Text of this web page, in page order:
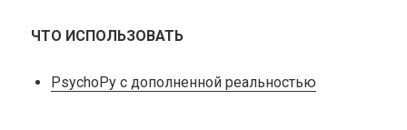
ЧТО ИСПОЛЬЗОВАТЬ
PsychoPy с дополненной реальностью